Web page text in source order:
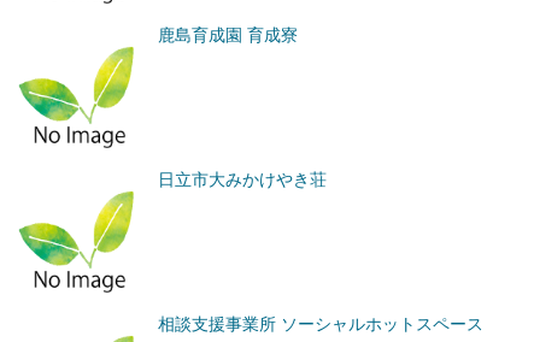
鹿島育成園 育成寮
日立市大みかけやき荘
相談支援事業所 ソーシャルホットスペース